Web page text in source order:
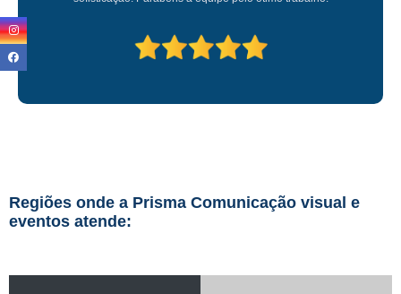
Regiões onde a Prisma Comunicação visual e
eventos atende: